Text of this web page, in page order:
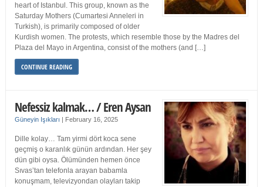
heart of Istanbul. This group, known as the
Saturday Mothers (Cumartesi Anneleri in
Turkish), is primarily composed of older
Kurdish women. The protests, which resemble those by the Madres del
Plaza del Mayo in Argentina, consist of the mothers (and […]
CONTINUE READING
Nefessiz kalmak… / Eren Aysan
Güneyin Işıkları | February 16, 2025
Dille kolay… Tam yirmi dört koca sene
geçmiş o karanlık günün ardından. Her şey
dün gibi oysa. Ölümünden hemen önce
Sıvas’tan telefonla arayan babamla
konuşmam, televizyondan olayları takip